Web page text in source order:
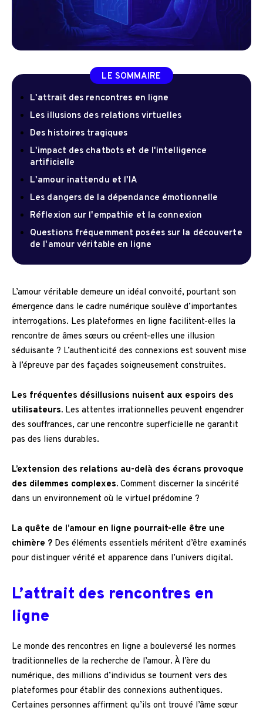
LE SOMMAIRE
L'attrait des rencontres en ligne
Les illusions des relations virtuelles
Des histoires tragiques
L'impact des chatbots et de l'intelligence
artificielle
L'amour inattendu et l'IA
Les dangers de la dépendance émotionnelle
Réflexion sur l'empathie et la connexion
Questions fréquemment posées sur la découverte
de l'amour véritable en ligne
L’amour véritable demeure un idéal convoité, pourtant son
émergence dans le cadre numérique soulève d’importantes
interrogations. Les plateformes en ligne facilitent-elles la
rencontre de âmes sœurs ou créent-elles une illusion
séduisante ? L’authenticité des connexions est souvent mise
à l’épreuve par des façades soigneusement construites.
Les fréquentes désillusions nuisent aux espoirs des
utilisateurs. Les attentes irrationnelles peuvent engendrer
des souffrances, car une rencontre superficielle ne garantit
pas des liens durables.
L’extension des relations au-delà des écrans provoque
des dilemmes complexes. Comment discerner la sincérité
dans un environnement où le virtuel prédomine ?
La quête de l’amour en ligne pourrait-elle être une
chimère ? Des éléments essentiels méritent d’être examinés
pour distinguer vérité et apparence dans l’univers digital.
L’attrait des rencontres en
ligne
Le monde des rencontres en ligne a bouleversé les normes
traditionnelles de la recherche de l’amour. À l’ère du
numérique, des millions d’individus se tournent vers des
plateformes pour établir des connexions authentiques.
Certaines personnes affirment qu’ils ont trouvé l’âme sœur